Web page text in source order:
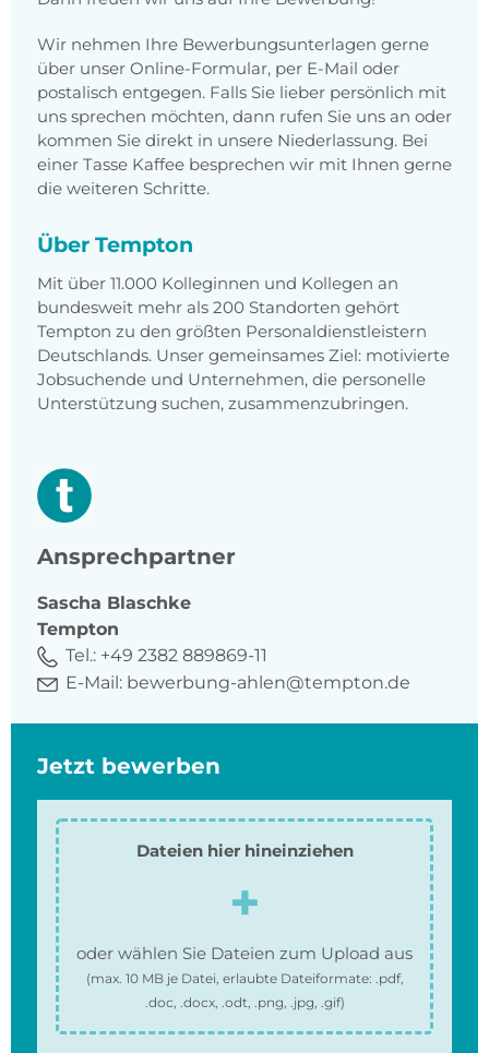
Wir nehmen Ihre Bewerbungsunterlagen gerne
über unser Online-Formular, per E-Mail oder
postalisch entgegen. Falls Sie lieber persönlich mit
uns sprechen möchten, dann rufen Sie uns an oder
kommen Sie direkt in unsere Niederlassung. Bei
einer Tasse Kaffee besprechen wir mit Ihnen gerne
die weiteren Schritte.
Über Tempton
Mit über 11.000 Kolleginnen und Kollegen an
bundesweit mehr als 200 Standorten gehört
Tempton zu den größten Personaldienstleistern
Deutschlands. Unser gemeinsames Ziel: motivierte
Jobsuchende und Unternehmen, die personelle
Unterstützung suchen, zusammenzubringen.
Ansprechpartner
Sascha Blaschke
Tempton
Tel.: +49 2382 889869-11
E-Mail: bewerbung-ahlen@tempton.de
Jetzt bewerben
Dateien hier hineinziehen
oder wählen Sie Dateien zum Upload aus
(max. 10 MBje Datei, erlaubte Dateiformate: .pdf,
.doc, .docx, .odt, .png, .jpg, .gif)